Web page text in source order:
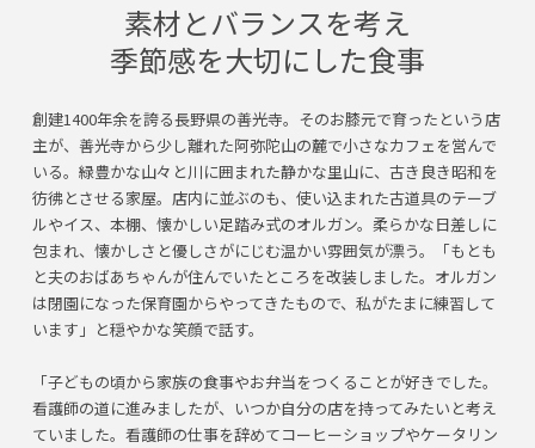
素材とバランスを考え
季節感を大切にした食事
創建1400年余を誇る長野県の善光寺。そのお膝元で育ったという店
主が、善光寺から少し離れた阿弥陀山の麓で小さなカフェを営んで
いる。緑豊かな山々と川に囲まれた静かな里山に、古き良き昭和を
彷彿とさせる家屋。店内に並ぶのも、使い込まれた古道具のテーブ
ルやイス、本棚、懐かしい足踏み式のオルガン。柔らかな日差しに
包まれ、懐かしさと優しさがにじむ温かい雰囲気が漂う。「もとも
と夫のおばあちゃんが住んでいたところを改装しました。オルガン
は閉園になった保育園からやってきたもので、私がたまに練習して
います」と穏やかな笑顔で話す。
「子どもの頃から家族の食事やお弁当をつくることが好きでした。
看護師の道に進みましたが、いつか自分の店を持ってみたいと考え
ていました。看護師の仕事を辞めてコーヒーショップやケータリン